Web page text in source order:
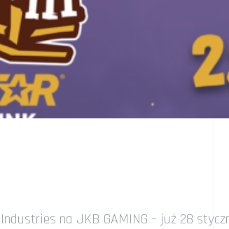
na JKB GAMING – już 28